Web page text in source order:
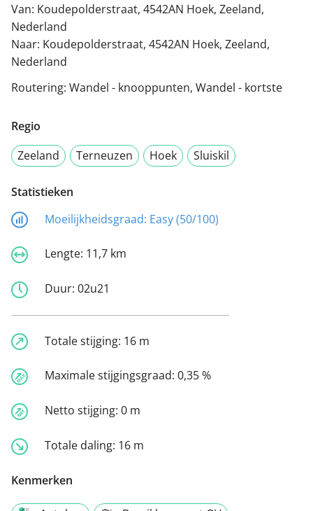
Van: Koudepolderstraat, 4542AN Hoek, Zeeland,
Nederland
Naar: Koudepolderstraat, 4542AN Hoek, Zeeland,
Nederland
Routering: Wandel - knooppunten, Wandel - kortste
Regio
Zeeland
Terneuzen Hoek Sluiskil
Statistieken
Moeilijkheidsgraad: Easy (50/100)
Lengte: 11,7 km
Duur: 02u21
Totale stijging: 16 m
Maximale stijgingsgraad: 0,35 %
Netto stijging: 0 m
Totale daling: 16 m
Kenmerken